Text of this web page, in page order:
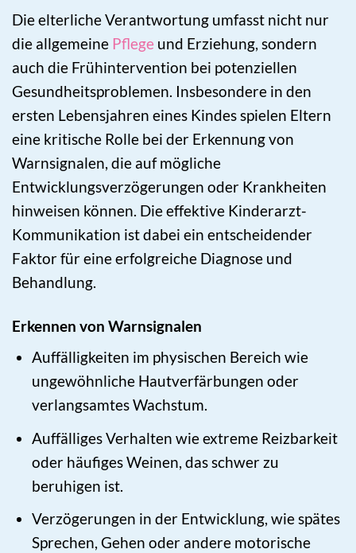
Die elterliche Verantwortung umfasst nicht nur
die allgemeine Pflege und Erziehung, sondern
auch die Frühintervention bei potenziellen
Gesundheitsproblemen. Insbesondere in den
ersten Lebensjahren eines Kindes spielen Eltern
eine kritische Rolle bei der Erkennung von
Warnsignalen, die auf mögliche
Entwicklungsverzögerungen oder Krankheiten
hinweisen können. Die effektive Kinderarzt-
Kommunikation ist dabei ein entscheidender
Faktor für eine erfolgreiche Diagnose und
Behandlung.
Erkennen von Warnsignalen
Auffälligkeiten im physischen Bereich wie
ungewöhnliche Hautverfärbungen oder
verlangsamtes Wachstum.
Auffälliges Verhalten wie extreme Reizbarkeit
oder häufiges Weinen, das schwer zu
beruhigen ist.
Verzögerungen in der Entwicklung, wie spätes
Sprechen, Gehen oder andere motorische